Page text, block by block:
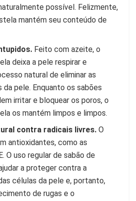
possível. Felizmente,
mantém seu conteúdo de
Feito com azeite, o
deixa a pele respirar e
natural de eliminar as
da pele. Enquanto os sabões
irritar e bloquear os poros, o
os mantém limpos e limpos.
contra radicais livres.O
antioxidantes, como as
O uso regular de sabão de
a proteger contra a
células da pele e, portanto,
de rugas e o